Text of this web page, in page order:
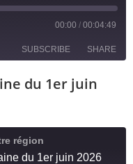
00:00 / 00:04:49
SUBSCRIBE SHARE
du 1er juin
région
du 1er juin 2026